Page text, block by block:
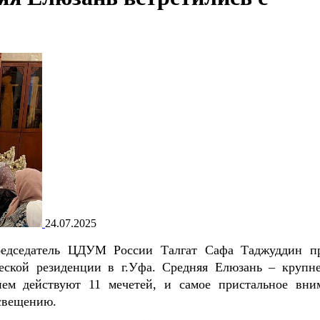
24.07.2025
ЦДУМ России Талгат Сафа Таджуддин
резиденции в г.Уфа. Средняя Елюзань –
действуют 11 мечетей, и самое пристальное